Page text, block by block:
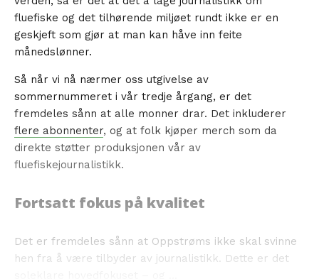
fluefiske og det tilhørende miljøet rundt ikke er en
geskjeft som gjør at man kan håve inn feite
månedslønner.
Så når vi nå nærmer oss utgivelse av
sommernummeret i vår tredje årgang, er det
fremdeles sånn at alle monner drar. Det inkluderer
flere abonnenter, og at folk kjøper merch som da
direkte støtter produksjonen vår av
fluefiskejournalistikk.
Fortsatt fokus på kvalitet
Det er fremdeles sånn at Oppstrøms ikke skal svinne
hen fra å være tilbyder av journalistikk. Dette er det